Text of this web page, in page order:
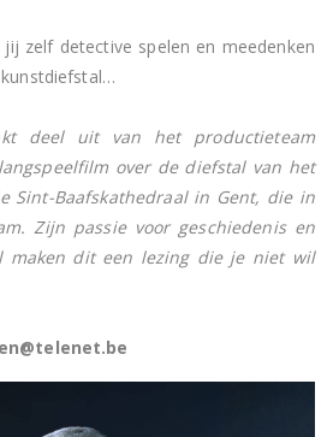
zelf detective spelen en meedenken
deel uit van het productieteam
over de diefstal van het
Sint-Baafskathedraal in Gent, die in
Zijn passie voor geschiedenis en
maken dit een lezing die je niet wil